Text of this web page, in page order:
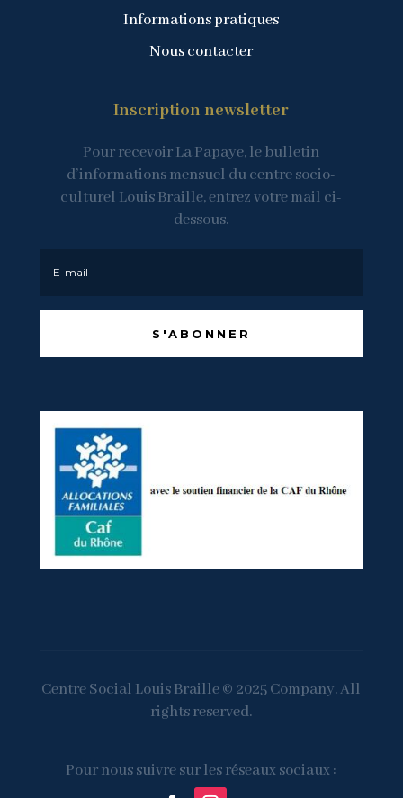
Informations pratiques
Nous contacter
Inscription newsletter
Pour recevoir La Papaye, le bulletin
d’informations mensuel du centre socio-
culturel Louis Braille, entrez votre mail ci-
dessous.
S'ABONNER
Centre Social Louis Braille © 2025 Company. All
rights reserved.
Pour nous suivre sur les réseaux sociaux :